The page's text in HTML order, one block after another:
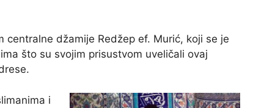
centralne džamije Redžep ef. Murić, koji se je
što su svojim prisustvom uveličali ovaj
i